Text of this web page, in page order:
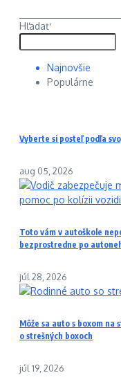
Hľadať
Najnovšie
Populárne
Vyberte si posteľ podľa
aug 05, 2026
Toto vám v autoškole
bezprostredne po
júl 28, 2026
Môže sa auto s boxom
o strešných boxoch
júl 19, 2026